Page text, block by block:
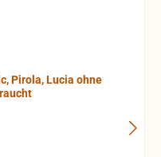
Pirola, Lucia ohne